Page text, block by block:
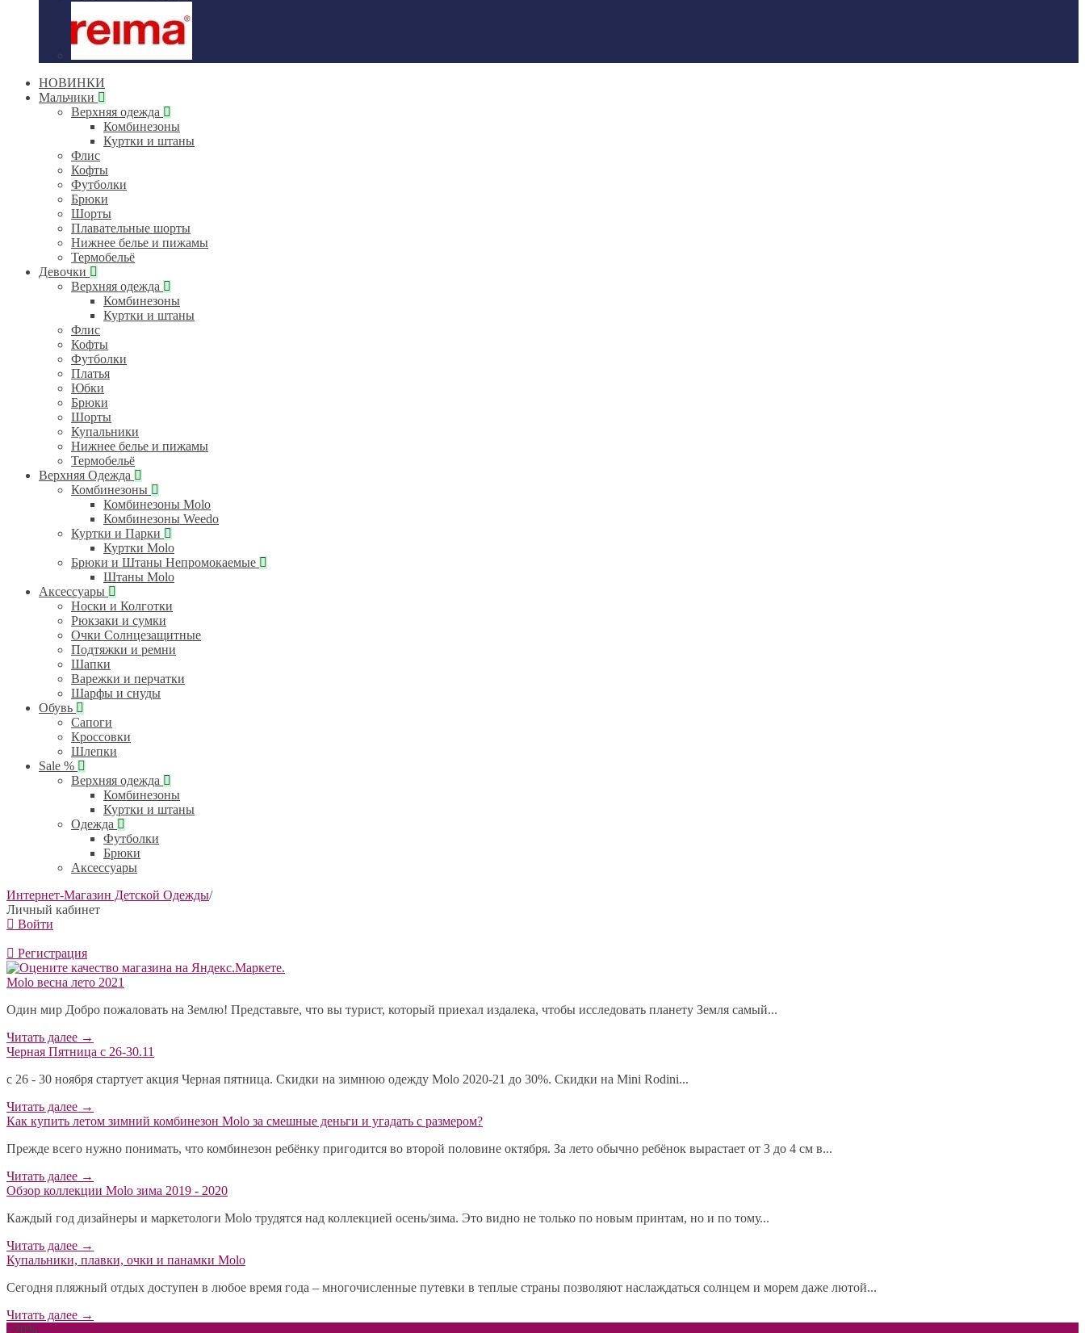
НОВИНКИ
Мальчики
Верхняя одежда
Комбинезоны
Куртки и штаны
Флис
Кофты
Футболки
Брюки
Шорты
Плавательные шорты
Нижнее белье и пижамы
Термобельё
Девочки
Верхняя одежда
Комбинезоны
Куртки и штаны
Флис
Кофты
Футболки
Платья
Юбки
Брюки
Шорты
Купальники
Нижнее белье и пижамы
Термобельё
Верхняя Одежда
Комбинезоны
Комбинезоны Molo
Комбинезоны Weedo
Куртки и Парки
Куртки Molo
Брюки и Штаны Непромокаемые
Штаны Molo
Аксессуары
Носки и Колготки
Рюкзаки и сумки
Очки Солнцезащитные
Подтяжки и ремни
Шапки
Варежки и перчатки
Шарфы и снуды
Обувь
Сапоги
Кроссовки
Шлепки
Sale %
Верхняя одежда
Комбинезоны
Куртки и штаны
Одежда
Футболки
Брюки
Аксессуары
Интернет-Магазин Детской Одежды/
Личный кабинет
Войти
Регистрация
Molo весна лето 2021
Один мир Добро пожаловать на Землю! Представьте, что вы турист, который приехал издалека, чтобы исследовать планету Земля самый...
Читать далее →
Черная Пятница с 26-30.11
с 26 - 30 ноября стартует акция Черная пятница. Скидки на зимнюю одежду Molo 2020-21 до 30%. Скидки на Mini Rodini...
Читать далее →
​Как купить летом зимний комбинезон Molo за смешные деньги и угадать с размером?
Прежде всего нужно понимать, что комбинезон ребёнку пригодится во второй половине октября. За лето обычно ребёнок вырастает от 3 до 4 см в...
Читать далее →
Обзор коллекции Molo зима 2019 - 2020
Каждый год дизайнеры и маркетологи Molo трудятся над коллекцией осень/зима. Это видно не только по новым принтам, но и по тому...
Читать далее →
Купальники, плавки, очки и панамки Molo
Сегодня пляжный отдых доступен в любое время года – многочисленные путевки в теплые страны позволяют наслаждаться солнцем и морем даже лютой...
Читать далее →
- 20%